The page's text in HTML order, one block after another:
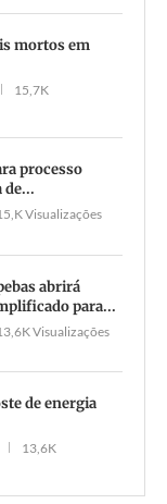
mortos em
15,7K
processo
de...
Visualizações
abrirá
para...
Visualizações
de energia
13,6K